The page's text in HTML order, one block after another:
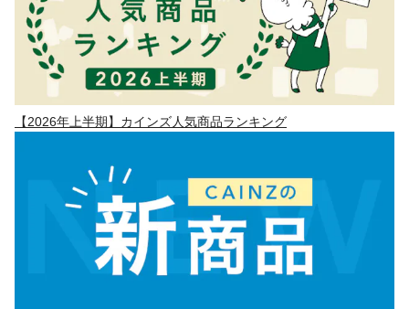
【2026年上半期】カインズ人気商品ランキング